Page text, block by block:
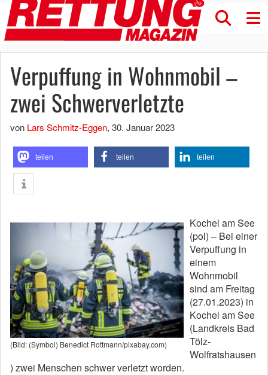
Verpuffung in Wohnmobil –
zwei Schwerverletzte
von Lars Schmitz-Eggen, 30. Januar 2023
teilen teilen teilen
(Bild: (Symbol) Benedict Rottmann/pixabay.com)
Kochel am See
(pol) – Bei einer
Verpuffung in
einem
Wohnmobil
sind am Freitag
(27.01.2023) in
Kochel am See
(Landkreis Bad
Tölz-
Wolfratshausen
) zwei Menschen schwer verletzt worden.